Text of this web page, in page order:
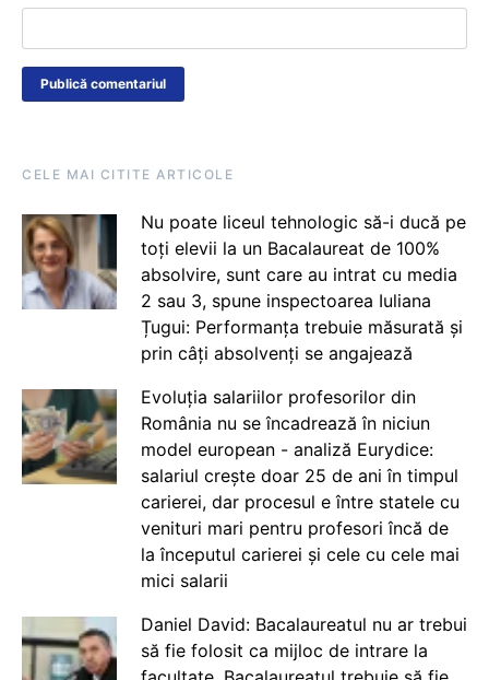
CELE MAI CITITE ARTICOLE
Nu poate liceul tehnologic să-i ducă pe
toți elevii la un Bacalaureat de 100%
absolvire, sunt care au intrat cu media
2 sau 3, spune inspectoarea Iuliana
Țugui: Performanța trebuie măsurată și
prin câți absolvenți se angajează
Evoluția salariilor profesorilor din
România nu se încadrează în niciun
model european - analiză Eurydice:
salariul crește doar 25 de ani în timpul
carierei, dar procesul e între statele cu
venituri mari pentru profesori încă de
la începutul carierei și cele cu cele mai
mici salarii
Daniel David: Bacalaureatul nu ar trebui
să fie folosit ca mijloc de intrare la